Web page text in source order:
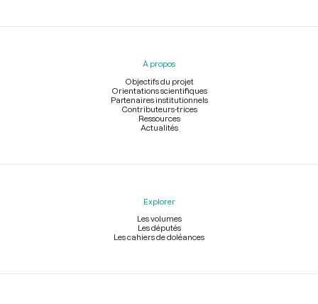
Menu
À propos
Objectifs du projet
Orientations scientifiques
Partenaires institutionnels
Contributeurs-trices
Ressources
Actualités
Explorer
Les volumes
Les députés
Les cahiers de doléances